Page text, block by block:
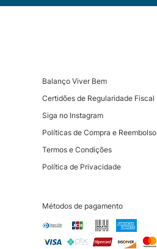
Balanço Viver Bem
Certidões de Regularidade Fiscal
Siga no Instagram
Políticas de Compra e Reembolso
Termos e Condições
Política de Privacidade
Métodos de pagamento